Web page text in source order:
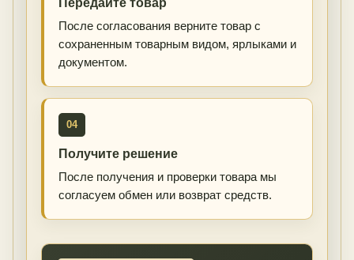
Передайте товар
После согласования верните товар с
сохраненным товарным видом, ярлыками и
документом.
04
Получите решение
После получения и проверки товара мы
согласуем обмен или возврат средств.